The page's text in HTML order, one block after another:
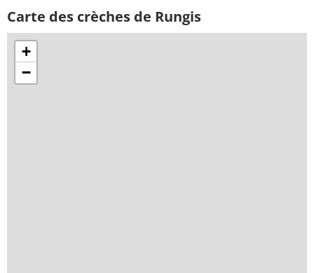
Carte des crèches de Rungis
+
−